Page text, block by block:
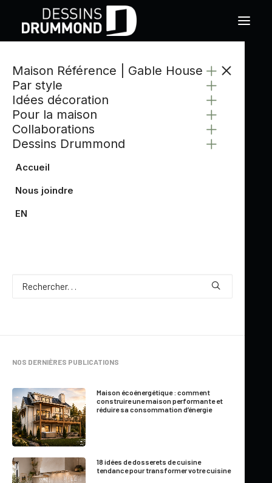
Maison Référence | Gable House
Par style
Idées décoration
Pour la maison
Collaborations
Dessins Drummond
Accueil
Nous joindre
EN
NOS DERNIÈRES PUBLICATIONS
Maison écoénergétique : comment
construire une maison performante et
réduire sa consommation d’énergie
18 idées de dosserets de cuisine
tendance pour transformer votre cuisine
CATÉGORIE
PRÊT HYPOTHÉCAIRE
24 novembre 2016